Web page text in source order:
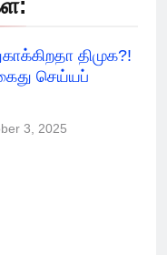
திமுக?!
செய்யப்
3, 2025